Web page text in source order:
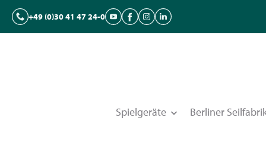
+49 (0)30 41 47 24-0
Spielgeräte Berliner